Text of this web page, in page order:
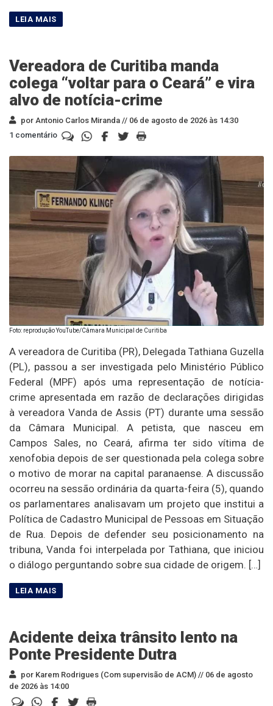
Vereadora de Curitiba manda
colega “voltar para o Ceará” e vira
alvo de notícia-crime
por Antonio Carlos Miranda // 06 de agosto de 2026 às 14:30
1 comentário
Foto: reprodução YouTube/Câmara Municipal de Curitiba
A vereadora de Curitiba (PR), Delegada Tathiana Guzella
(PL), passou a ser investigada pelo Ministério Público
Federal (MPF) após uma representação de notícia-
crime apresentada em razão de declarações dirigidas
à vereadora Vanda de Assis (PT) durante uma sessão
da Câmara Municipal. A petista, que nasceu em
Campos Sales, no Ceará, afirma ter sido vítima de
xenofobia depois de ser questionada pela colega sobre
o motivo de morar na capital paranaense. A discussão
ocorreu na sessão ordinária da quarta-feira (5), quando
os parlamentares analisavam um projeto que institui a
Política de Cadastro Municipal de Pessoas em Situação
de Rua. Depois de defender seu posicionamento na
tribuna, Vanda foi interpelada por Tathiana, que iniciou
o diálogo perguntando sobre sua cidade de origem. […]
Acidente deixa trânsito lento na
Ponte Presidente Dutra
por Karem Rodrigues (Com supervisão de ACM) // 06 de agosto
de 2026 às 14:00